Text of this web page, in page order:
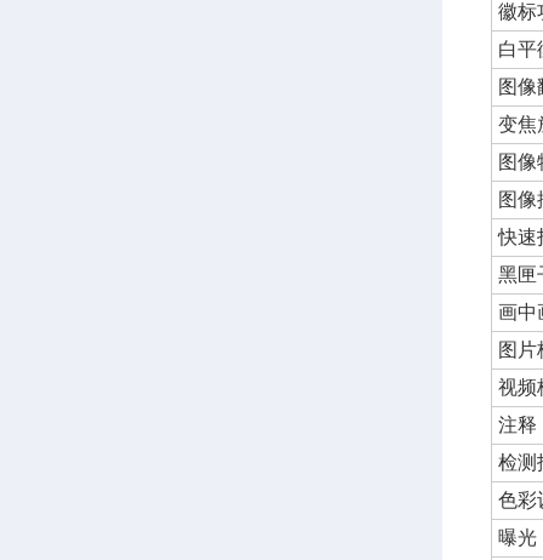
徽标
白平
图像
变焦
图像
图像
快速
黑匣
画中
图片
视频
注释
检测
色彩
曝光